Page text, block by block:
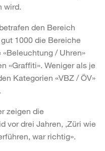
wird.
den Bereich
1000 die Bereiche
/ Uhren»
«Graffiti». Weniger als je
Kategorien «VBZ / ÖV»
zeigen die
vor drei Jahren, ‚Züri wie
war richtig».